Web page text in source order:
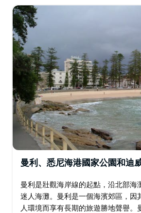
美景…
曼利、悉尼海港國家公園和迪
曼利是壯觀海岸線的起點，沿北部海
迷人海灘。曼利是一個海濱郊區，因
人環境而享有長期的旅遊勝地聲譽。